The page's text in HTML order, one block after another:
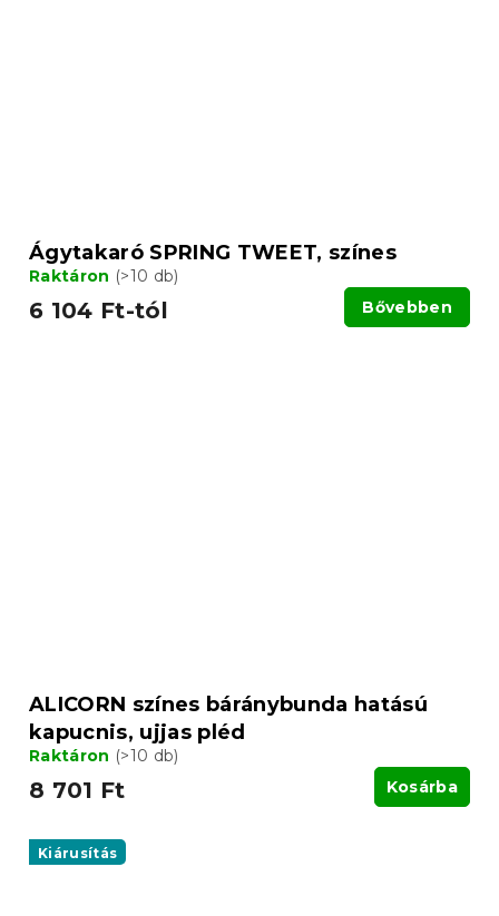
Ágytakaró SPRING TWEET, színes
Raktáron (>10 db)
6 104 Ft-tól Bővebben
ALICORN színes báránybunda hatású
kapucnis, ujjas pléd
Raktáron (>10 db)
8 701 Ft Kosárba
Kiárusítás